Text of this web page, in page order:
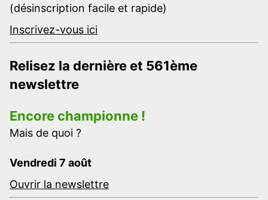
(désinscription facile et rapide)
Inscrivez-vous ici
Relisez la dernière et 561ème
newslettre
Encore championne !
Mais de quoi ?
Vendredi 7 août
Ouvrir la newslettre